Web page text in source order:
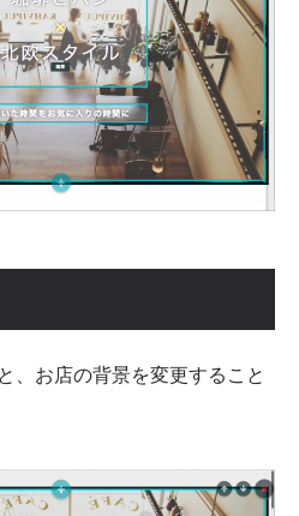
、お店の背景を変更すること